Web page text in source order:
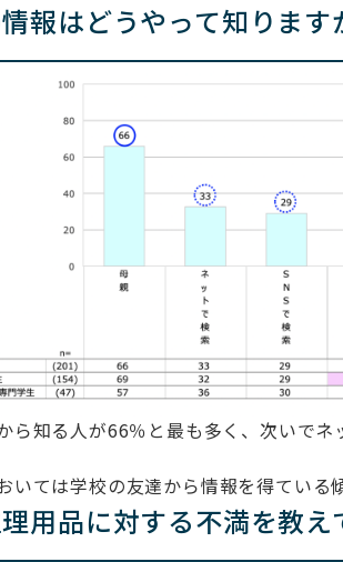
報はどうやって知ります
ら知る人が66％と最も多く、次いで
いては学校の友達から情報を得ている
用品に対する不満を教え